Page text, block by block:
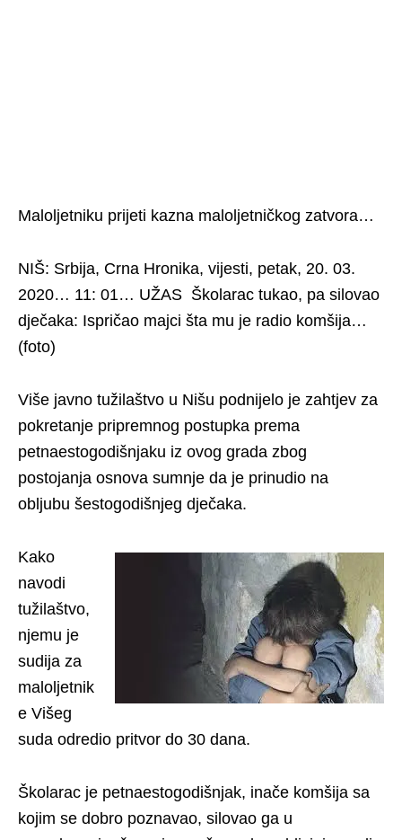
Maloljetniku prijeti kazna maloljetničkog zatvora…
NIŠ: Srbija, Crna Hronika, vijesti, petak, 20. 03.
2020… 11: 01… UŽAS Školarac tukao, pa silovao
dječaka: Ispričao majci šta mu je radio komšija…
(foto)
Više javno tužilaštvo u Nišu podnijelo je zahtjev za
pokretanje pripremnog postupka prema
petnaestogodišnjaku iz ovog grada zbog
postojanja osnova sumnje da je prinudio na
obljubu šestogodišnjeg dječaka.
Kako
navodi
tužilaštvo,
njemu je
sudija za
maloljetnik
e Višeg
suda odredio pritvor do 30 dana.
Školarac je petnaestogodišnjak, inače komšija sa
kojim se dobro poznavao, silovao ga u